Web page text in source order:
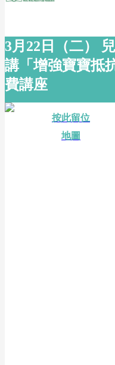
3月22日（二）
講「增強寶寶抵
費講座
按此留位
地圖